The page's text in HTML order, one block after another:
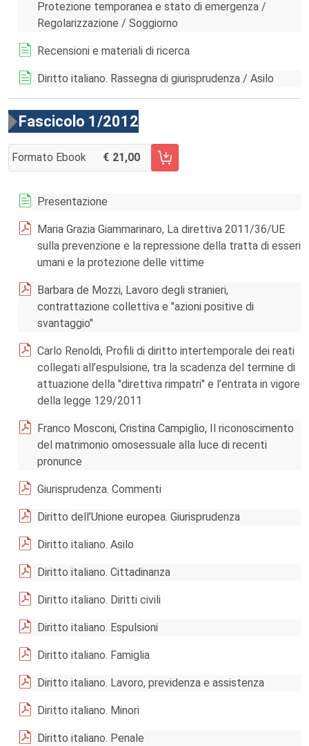
Protezione temporanea e stato di emergenza /
Regolarizzazione / Soggiorno
Recensioni e materiali di ricerca
Diritto italiano. Rassegna di giurisprudenza / Asilo
Fascicolo 1/2012
Formato Ebook 21,00
AGGIUNGI AL CARRELLO FASCICOLO 1/2012
Presentazione
Maria Grazia Giammarinaro, La direttiva 2011/36/UE
sulla prevenzione e la repressione della tratta di esseri
umani e la protezione delle vittime
Barbara de Mozzi, Lavoro degli stranieri,
contrattazione collettiva e "azioni positive di
svantaggio"
Carlo Renoldi, Profili di diritto intertemporale dei reati
collegati all’espulsione, tra la scadenza del termine di
attuazione della "direttiva rimpatri" e l’entrata in vigore
della legge 129/2011
Franco Mosconi, Cristina Campiglio, Il riconoscimento
del matrimonio omosessuale alla luce di recenti
pronunce
Giurisprudenza. Commenti
Diritto dell’Unione europea. Giurisprudenza
Diritto italiano. Asilo
Diritto italiano. Cittadinanza
Diritto italiano. Diritti civili
Diritto italiano. Espulsioni
Diritto italiano. Famiglia
Diritto italiano. Lavoro, previdenza e assistenza
Diritto italiano. Minori
Diritto italiano. Penale